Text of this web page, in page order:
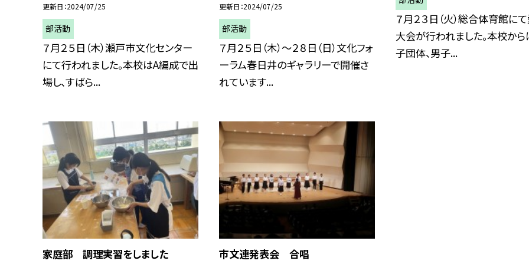
更新日 2024/07/25
部活動
７月２５日（木）瀬戸市文化センター
にて行われました。本校はA編成で出
場し、すばら...
更新日 2024/07/25
部活動
７月２５日（木）～２８日（日）文化フォ
ーラム春日井のギャラリーで開催さ
れています...
７月２３日（火）総合体育館に
大会が行われました。本校から
子団体、男子...
家庭部 調理実習をしました 市文連発表会 合唱